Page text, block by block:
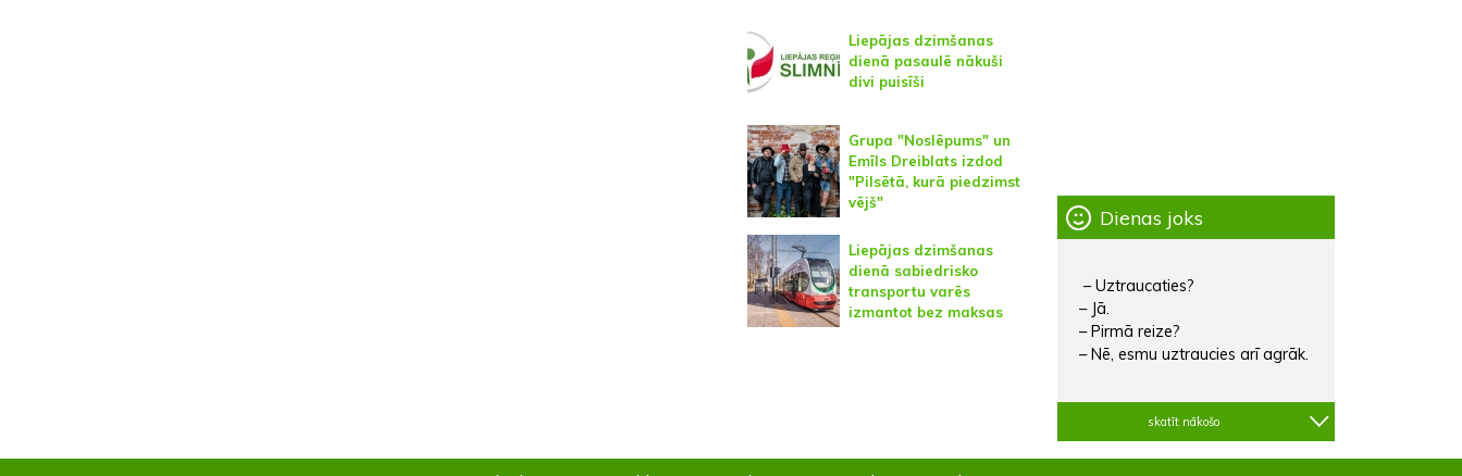
Liepājas dzimšanas
dienā pasaulē nākuši
divi puisīši
Grupa "Noslēpums" un
Emīls Dreiblats izdod
"Pilsētā, kurā piedzimst
vējš"
Liepājas dzimšanas
dienā sabiedrisko
transportu varēs
izmantot bez maksas
Dienas joks
– Uztraucaties?
– Jā.
– Pirmā reize?
– Nē, esmu uztraucies arī agrāk.
skatīt nākošo